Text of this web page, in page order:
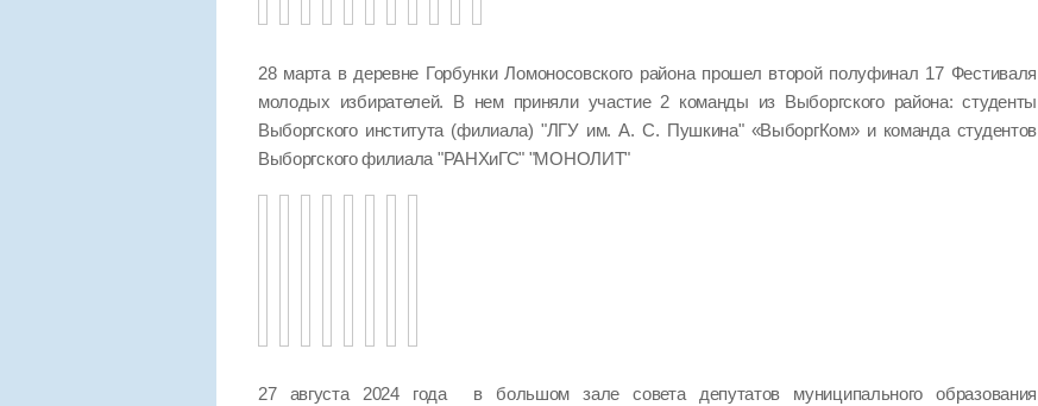
28 марта в деревне Горбунки Ломоносовского района прошел второй полуфинал 17 Фестиваля
молодых избирателей. В нем приняли участие 2 команды из Выборгского района: студенты
Выборгского института (филиала) "ЛГУ им. А. С. Пушкина" «ВыборгКом» и команда студентов
Выборгского филиала "РАНХиГС" "МОНОЛИТ"
27 августа 2024 года в большом зале совета депутатов муниципального образования